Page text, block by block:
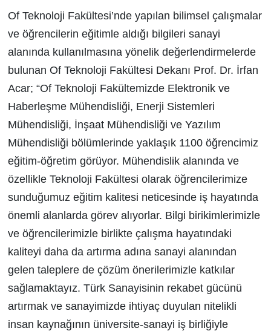
Of Teknoloji Fakültesi’nde yapılan bilimsel çalışmalar
ve öğrencilerin eğitimle aldığı bilgileri sanayi
alanında kullanılmasına yönelik değerlendirmelerde
bulunan Of Teknoloji Fakültesi Dekanı Prof. Dr. İrfan
Acar; “Of Teknoloji Fakültemizde Elektronik ve
Haberleşme Mühendisliği, Enerji Sistemleri
Mühendisliği, İnşaat Mühendisliği ve Yazılım
Mühendisliği bölümlerinde yaklaşık 1100 öğrencimiz
eğitim-öğretim görüyor. Mühendislik alanında ve
özellikle Teknoloji Fakültesi olarak öğrencilerimize
sunduğumuz eğitim kalitesi neticesinde iş hayatında
önemli alanlarda görev alıyorlar. Bilgi birikimlerimizle
ve öğrencilerimizle birlikte çalışma hayatındaki
kaliteyi daha da artırma adına sanayi alanından
gelen taleplere de çözüm önerilerimizle katkılar
sağlamaktayız. Türk Sanayisinin rekabet gücünü
artırmak ve sanayimizde ihtiyaç duyulan nitelikli
insan kaynağının üniversite-sanayi iş birliğiyle